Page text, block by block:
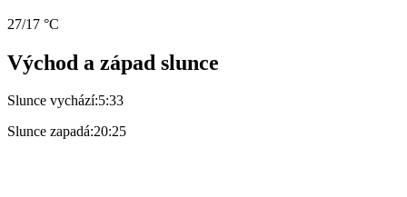
27/17 °C
Východ a západ slunce
Slunce vychází:5:33
Slunce zapadá:20:25